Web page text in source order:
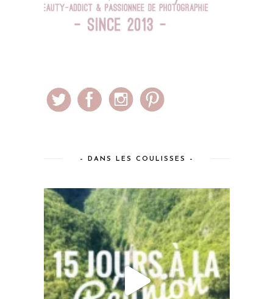
– DANS LES COULISSES –